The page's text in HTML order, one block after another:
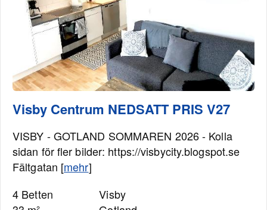
Visby Centrum NEDSATT PRIS V27
VISBY - GOTLAND SOMMAREN 2026 - Kolla
sidan för fler bilder: https://visbycity.blogspot.se
Fältgatan [mehr]
4 Betten
Visby